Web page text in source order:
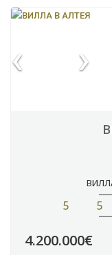
5 5
4.200.000€